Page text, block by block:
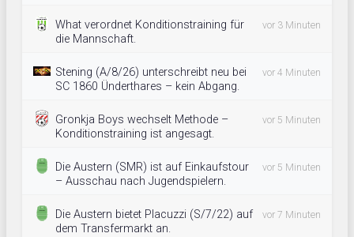
What verordnet Konditionstraining für
die Mannschaft.
vor 3 Minuten
Stening (A/8/26) unterschreibt neu bei
SC 1860 Ünderthares – kein Abgang.
vor 4 Minuten
Gronkja Boys wechselt Methode –
Konditionstraining ist angesagt.
vor 5 Minuten
Die Austern (SMR) ist auf Einkaufstour
– Ausschau nach Jugendspielern.
vor 5 Minuten
Die Austern bietet Placuzzi (S/7/22) auf
dem Transfermarkt an.
vor 7 Minuten